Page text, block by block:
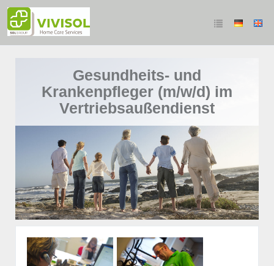
Gesundheits- und
Krankenpfleger (m/w/d) im
Vertriebsaußendienst